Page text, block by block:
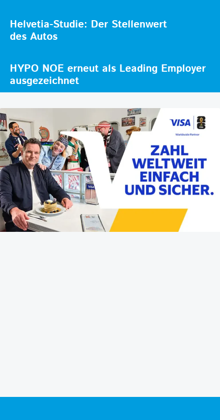
Helvetia-Studie: Der Stellenwert
des Autos
HYPO NOE erneut als Leading Employer
ausgezeichnet